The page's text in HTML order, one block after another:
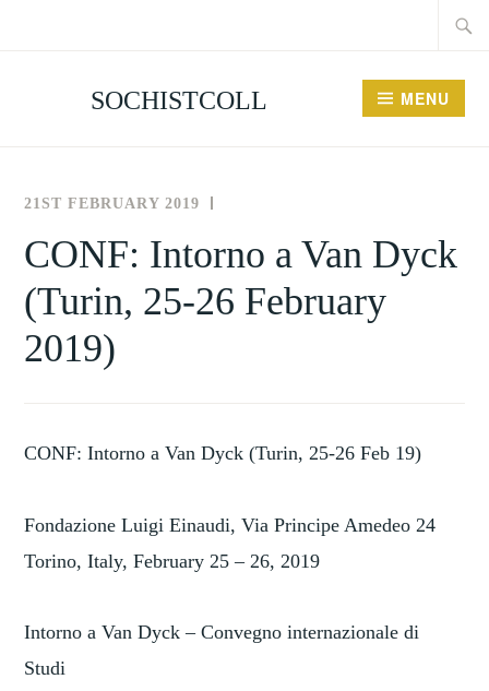
SOCHISTCOLL MENU
21ST FEBRUARY 2019
FOR
THE
CONF: Intorno a Van Dyck
(Turin, 25-26 February
2019)
CONF: Intorno a Van Dyck (Turin, 25-26 Feb 19)
Fondazione Luigi Einaudi, Via Principe Amedeo 24
Torino, Italy, February 25 – 26, 2019
Intorno a Van Dyck – Convegno internazionale di
Studi